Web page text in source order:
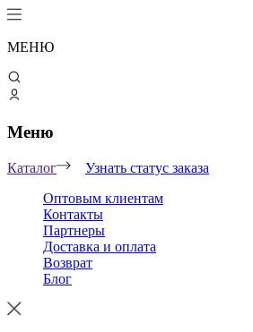
МЕНЮ
Меню
Каталог
Узнать статус заказа
Оптовым клиентам
Контакты
Партнеры
Доставка и оплата
Возврат
Блог